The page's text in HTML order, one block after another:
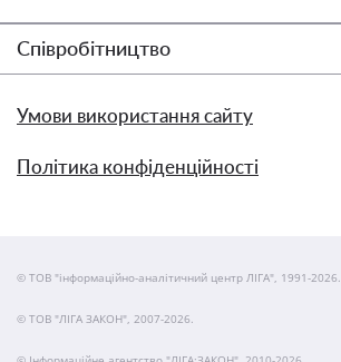
Співробітництво
Умови використання сайту
Політика конфіденційності
© ТОВ "інформаційно-аналітичний центр ЛІГА", 1991-2026.
© ТОВ "ЛІГА ЗАКОН", 2007-2026.